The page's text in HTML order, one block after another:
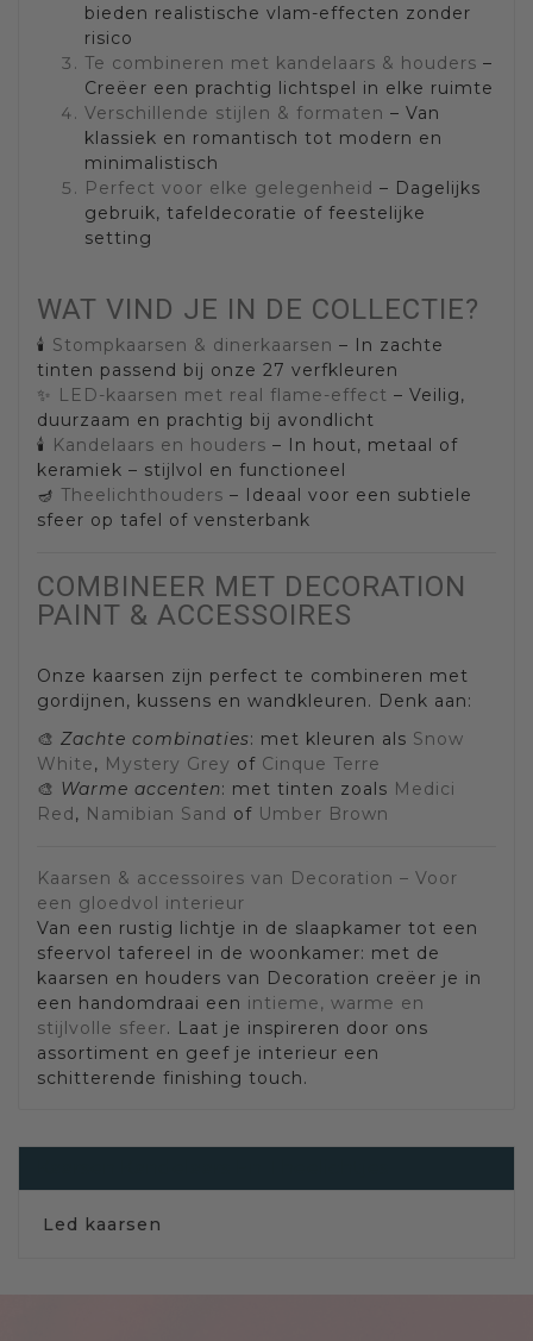
bieden realistische vlam-effecten zonder
risico
Te combineren met kandelaars & houders –
Creëer een prachtig lichtspel in elke ruimte
Verschillende stijlen & formaten – Van
klassiek en romantisch tot modern en
minimalistisch
Perfect voor elke gelegenheid – Dagelijks
gebruik, tafeldecoratie of feestelijke
setting
WAT VIND JE IN DE COLLECTIE?
🕯️ Stompkaarsen & dinerkaarsen – In zachte
tinten passend bij onze 27 verfkleuren
✨ LED-kaarsen met real flame-effect – Veilig,
duurzaam en prachtig bij avondlicht
🕯️ Kandelaars en houders – In hout, metaal of
keramiek – stijlvol en functioneel
🪔 Theelichthouders – Ideaal voor een subtiele
sfeer op tafel of vensterbank
COMBINEER MET DECORATION
PAINT & ACCESSOIRES
Onze kaarsen zijn perfect te combineren met
gordijnen, kussens en wandkleuren. Denk aan:
🎨 Zachte combinaties: met kleuren als Snow
White, Mystery Grey of Cinque Terre
🎨 Warme accenten: met tinten zoals Medici
Red, Namibian Sand of Umber Brown
Kaarsen & accessoires van Decoration – Voor
een gloedvol interieur
Van een rustig lichtje in de slaapkamer tot een
sfeervol tafereel in de woonkamer: met de
kaarsen en houders van Decoration creëer je in
een handomdraai een intieme, warme en
stijlvolle sfeer. Laat je inspireren door ons
assortiment en geef je interieur een
schitterende finishing touch.
Led kaarsen